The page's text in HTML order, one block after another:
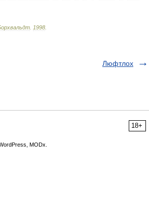
1998
Люфтлох
18+
MODx.